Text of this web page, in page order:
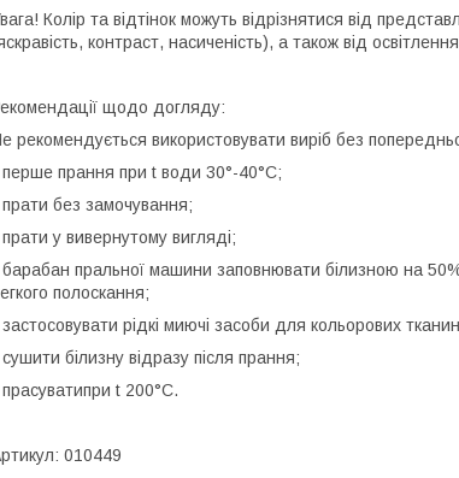
Колір та відтінок можуть відрізнятися від
контраст, насиченість), а також від
щодо догляду:
рекомендується використовувати виріб без
перше прання при t води 30°-40°C;
прати без замочування;
прати у вивернутому вигляді;
барабан пральної машини заповнювати білизною на
полоскання;
застосовувати рідкі миючі засоби для кольорових
сушити білизну відразу після прання;
прасуватипри t 200°С.
010449